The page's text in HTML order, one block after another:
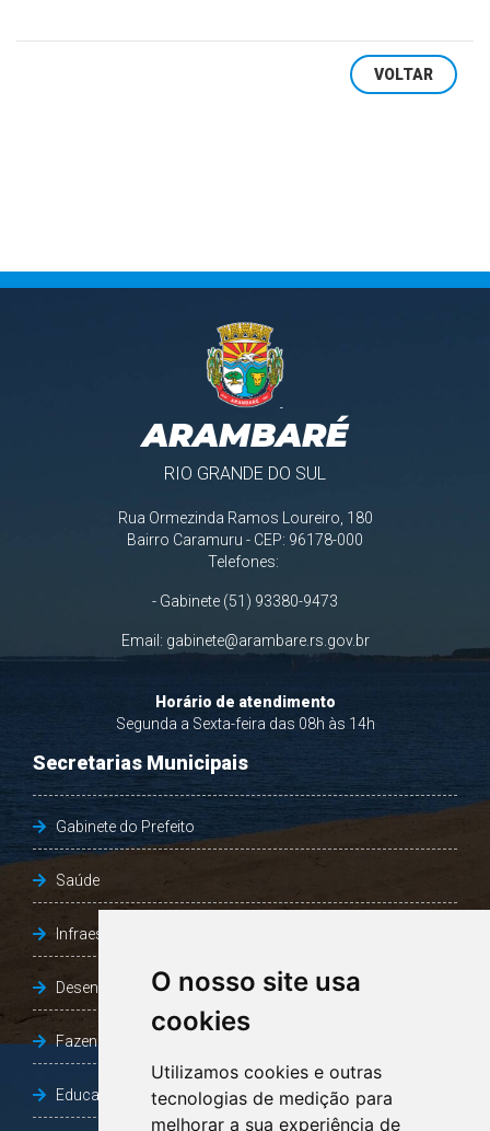
O nosso site usa
cookies
Utilizamos cookies e outras
tecnologias de medição para
melhorar a sua experiência de
VOLTAR
ARAMBARÉ
RIO GRANDE DO SUL
Rua Ormezinda Ramos Loureiro, 180
Bairro Caramuru - CEP: 96178-000
Telefones:
- Gabinete (51) 93380-9473
Email: gabinete@arambare.rs.gov.br
Horário de atendimento
Segunda a Sexta-feira das 08h às 14h
Secretarias Municipais
Gabinete do Prefeito
Saúde
Infraestrutura, Agricultura e Meio Ambiente
Desenvolvimento Social
Fazenda e Desenvolvimento Econômico
Educação